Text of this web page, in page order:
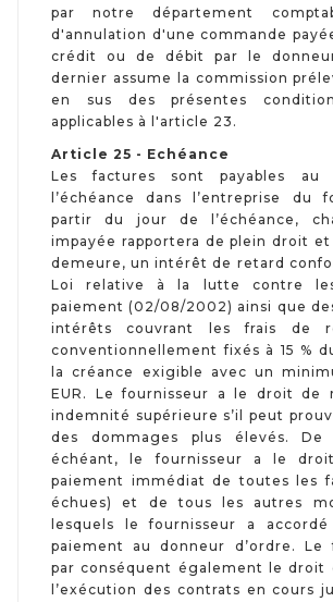
par notre département
d'annulation d'une commande
crédit ou de débit par le
dernier assume la commission
en sus des présentes
applicables à l'article 23.
Article 25 - Echéance
Les factures sont payables
l’échéance dans l’entreprise du
partir du jour de l’échéance,
impayée rapportera de plein droit et
demeure, un intérêt de retard
Loi relative à la lutte contre
paiement (02/08/2002) ainsi que
intérêts couvrant les frais de
conventionnellement fixés à 15 %
la créance exigible avec un
EUR. Le fournisseur a le droit de
indemnité supérieure s’il peut
des dommages plus élevés.
échéant, le fournisseur a le
paiement immédiat de toutes les
échues) et de tous les autres
lesquels le fournisseur a
paiement au donneur d’ordre. Le
par conséquent également le droit
l’exécution des contrats en cours